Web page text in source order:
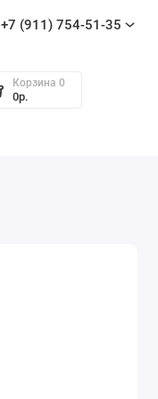
+7 (911) 754-51-35
Корзина 0
0р.